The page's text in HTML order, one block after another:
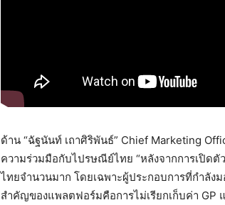
ด้าน “ฉัฐนันท์ เถาศิริพันธ์” Chief Marketing
ความร่วมมือกับไปรษณีย์ไทย “หลังจากการเปิด
ไทยจำนวนมาก โดยเฉพาะผู้ประกอบการที่กำลั
สำคัญของแพลตฟอร์มคือการไม่เรียกเก็บค่า